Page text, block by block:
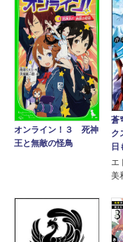
オンライン！３ 死神
王と無敵の怪鳥
蒼
ク
日
エ
美